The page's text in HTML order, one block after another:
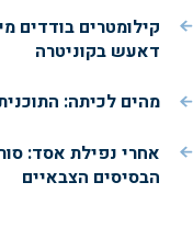
קילומטרים בודדים
דאעש בקוניטרה
מהים לכיתה: התוכנית של
אחרי נפילת אסד:
הבסיסים הצבאיים